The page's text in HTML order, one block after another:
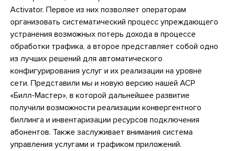
Activator. Первое из них позволяет операторам
организовать систематический процесс упреждающего
устранения возможных потерь дохода в процессе
обработки трафика, а второе представляет собой одно
из лучших решений для автоматического
конфигурирования услуг и их реализации на уровне
сети. Представили мы и новую версию нашей АСР
«Билл-Мастер», в которой дальнейшее развитие
получили возможности реализации конвергентного
биллинга и инвентаризации ресурсов подключения
абонентов. Также заслуживает внимания система
управления услугами и трафиком приложений.